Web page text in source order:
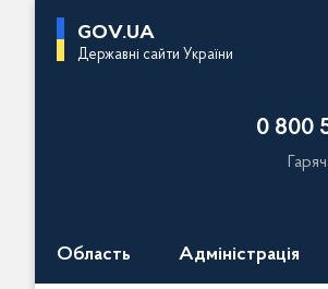
GOV.UA
Державні сайти України
0 800
Область Адміністрація